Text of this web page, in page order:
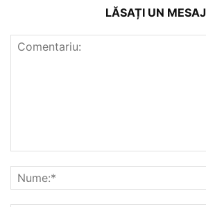
LĂSAȚI UN MESAJ